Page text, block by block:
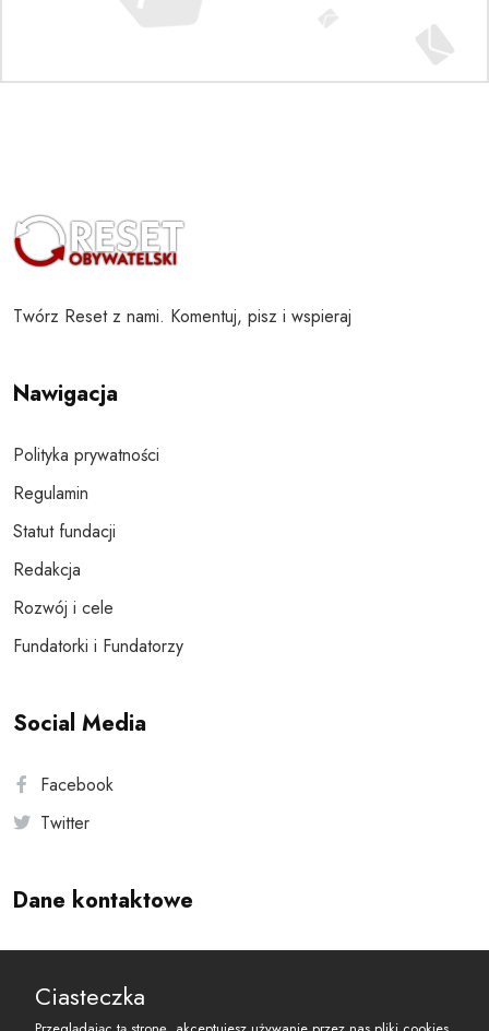
Twórz Reset z nami. Komentuj, pisz i wspieraj
Nawigacja
Polityka prywatności
Regulamin
Statut fundacji
Redakcja
Rozwój i cele
Fundatorki i Fundatorzy
Social Media
Facebook
Twitter
Dane kontaktowe
reset@resetobywatelski.pl
Ciasteczka